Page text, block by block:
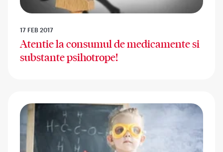
17 FEB 2017
Atentie la consumul de medicamente si
substante psihotrope!